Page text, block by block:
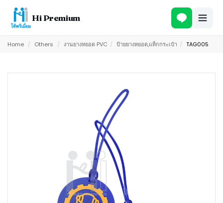
Hi Premium
Home / Others / งานยางหยอด PVC / ป้ายยางหยอด,แท็กกระเป๋า / TAG005